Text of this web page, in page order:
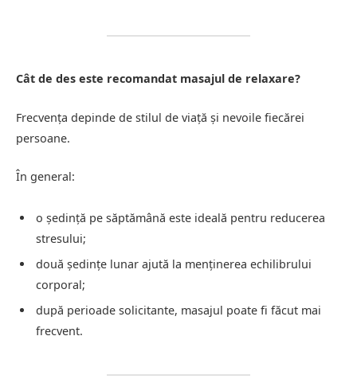
Cât de des este recomandat masajul de relaxare?
Frecvența depinde de stilul de viață și nevoile fiecărei
persoane.
În general:
o ședință pe săptămână este ideală pentru reducerea
stresului;
două ședințe lunar ajută la menținerea echilibrului
corporal;
după perioade solicitante, masajul poate fi făcut mai
frecvent.